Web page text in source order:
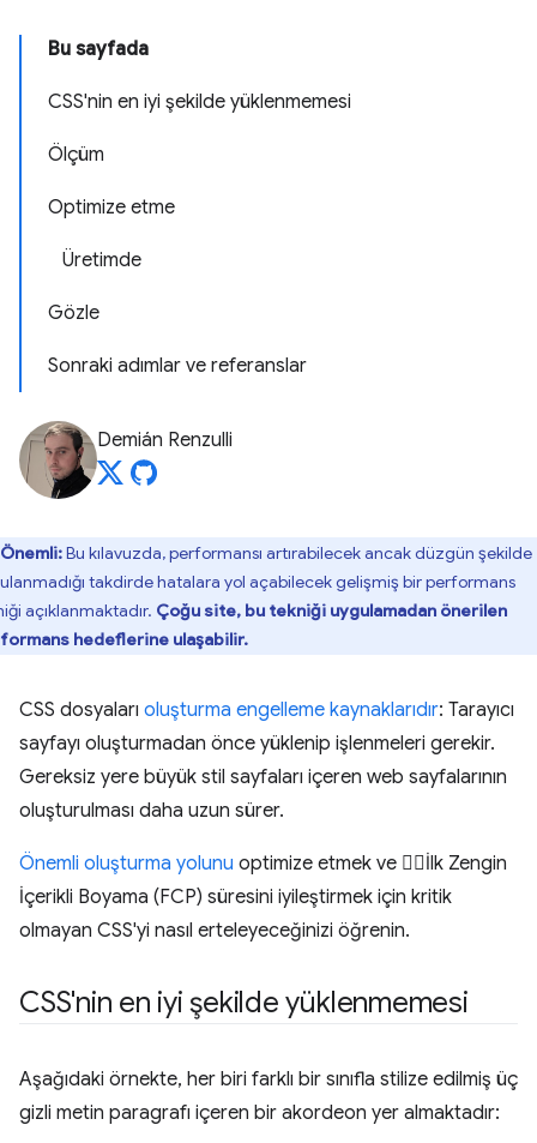
Bu sayfada
CSS'nin en iyi şekilde yüklenmemesi
Ölçüm
Optimize etme
Üretimde
Gözle
Sonraki adımlar ve referanslar
Demián Renzulli
Önemli:Bu kılavuzda, performansı artırabilecek ancak düzgün şekilde
takdirde hatalara yol açabilecek gelişmiş bir performans
açıklanmaktadır. Çoğu site, bu tekniği uygulamadan önerilen
hedeflerine ulaşabilir.
CSS dosyaları oluşturma engelleme kaynaklarıdır: Tarayıcı
sayfayı oluşturmadan önce yüklenip işlenmeleri gerekir.
Gereksiz yere büyük stil sayfaları içeren web sayfalarının
oluşturulması daha uzun sürer.
Önemli oluşturma yolunu optimize etmek ve İlk Zengin
İçerikli Boyama (FCP) süresini iyileştirmek için kritik
olmayan CSS'yi nasıl erteleyeceğinizi öğrenin.
CSS'nin en iyi şekilde yüklenmemesi
Aşağıdaki örnekte, her biri farklı bir sınıfla stilize edilmiş üç
gizli metin paragrafı içeren bir akordeon yer almaktadır: